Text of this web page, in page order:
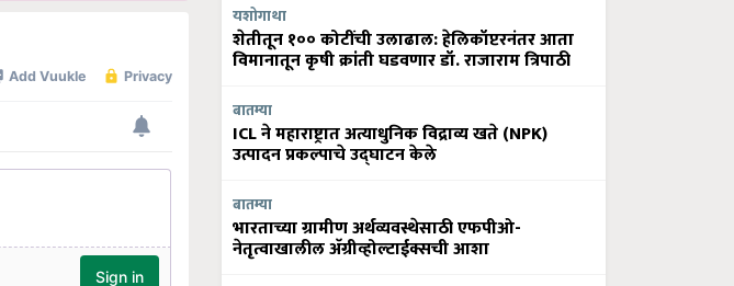
यशोगाथा
शेतीतून १०० कोटींची उलाढाल: हेलिकॉप्टरनंतर आता
विमानातून कृषी क्रांती घडवणार डॉ. राजाराम त्रिपाठी
बातम्या
ICL ने महाराष्ट्रात अत्याधुनिक विद्राव्य खते (NPK)
उत्पादन प्रकल्पाचे उद्घाटन केले
बातम्या
भारताच्या ग्रामीण अर्थव्यवस्थेसाठी एफपीओ-
नेतृत्वाखालील अ‍ॅग्रीव्होल्टाईक्सची आशा